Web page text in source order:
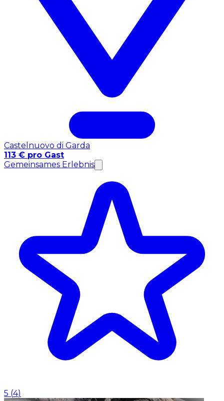
Castelnuovo di Garda
113 € pro Gast
Gemeinsames Erlebnis
5 (4)